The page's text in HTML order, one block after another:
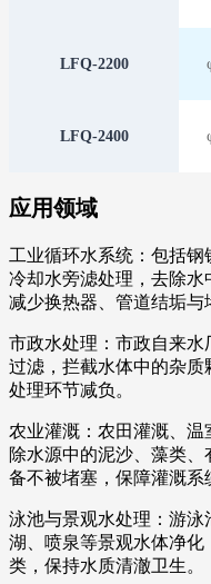
LFQ-2200
LFQ-2400
应用领域
工业循环水系统：包括
冷却水旁滤处理，去除水
减少换热器、管道结垢与
市政水处理：市政自来水
过滤，拦截水体中的杂
处理环节减负。
农业灌溉：农田灌溉、
除水源中的泥沙、藻类
备不被堵塞，保障灌溉系
泳池与景观水处理：游
湖、喷泉等景观水体净
类，保持水质清澈卫生。